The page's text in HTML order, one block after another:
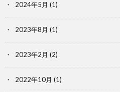
2024年5月 (1)
2023年8月 (1)
2023年2月 (2)
2022年10月 (1)